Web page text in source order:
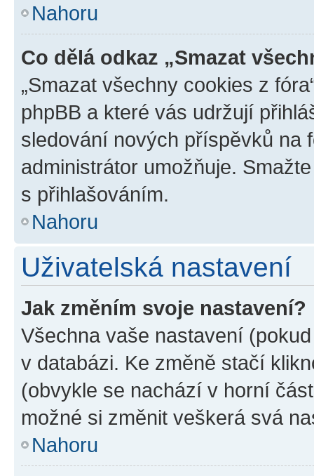
Nahoru
Co dělá odkaz „Smazat
„Smazat všechny cookies z
phpBB a které vás udržují
sledování nových příspěvků na
administrátor umožňuje.
s přihlašováním.
Nahoru
Uživatelská nastavení
Jak změním svoje nastavení?
Všechna vaše nastavení
v databázi. Ke změně stačí
(obvykle se nachází v horní
možné si změnit veškerá svá
Nahoru